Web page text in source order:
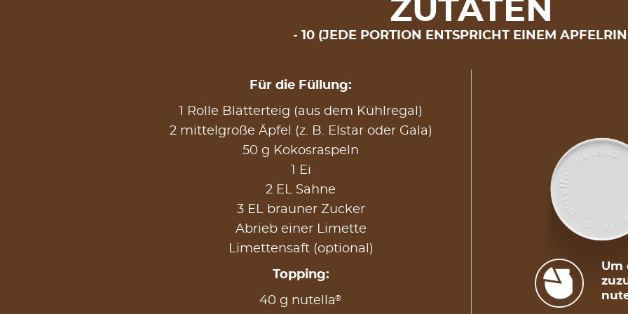
ZUTATEN
10 (JEDE PORTION ENTSPRICHT EINEM
Für die Füllung:
1 Rolle Blätterteig (aus dem Kühlregal)
2 mittelgroße Äpfel (z. B. Elstar oder Gala)
50 g Kokosraspeln
1 Ei
2 EL Sahne
3 EL brauner Zucker
Abrieb einer Limette
Limettensaft (optional)
Topping:
40 g nutella®
Um